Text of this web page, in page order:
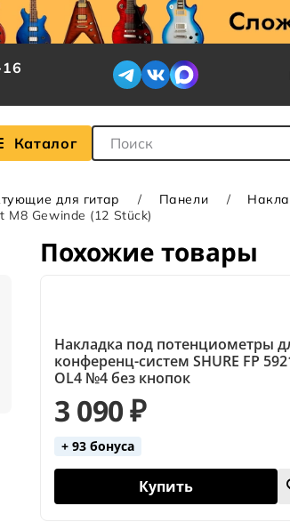
Каталог Поле для Поиска
для гитар Панели
M8 Gewinde (12 Stück)
Похожие товары
Накладка под потенциометры
конференц-систем SHURE FP
OL4 №4 без кнопок
3 090 ₽
+ 93 бонуса
Купить